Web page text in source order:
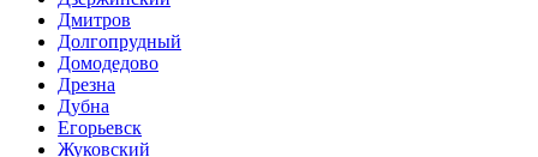
Дмитров
Долгопрудный
Домодедово
Дрезна
Дубна
Егорьевск
Жуковский